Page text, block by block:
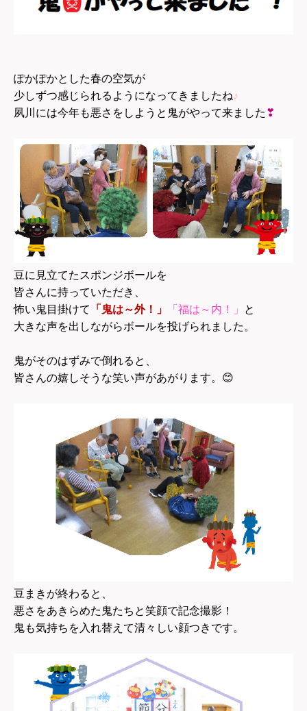
ぽかぽかとした春の空気が
少しずつ感じられるようになってきましたね♪
夙川には今年も悪さをしようと鬼がやって来ました ❣
豆に見立てたスポンジボールを
皆さんに持っていただき、
怖い鬼目掛けて
「鬼は～外！」 「福は～内！」
と
大きな声を出しながらボールを投げられました。
鬼がそのはずみで倒れると、
皆さんの嬉しそうな笑い声があがります。 😊
豆まきが終わると、
悪さをあきらめた鬼たちと笑顔で記念撮影！
鬼も気持ちを入れ替えて清々しい顔つきです。